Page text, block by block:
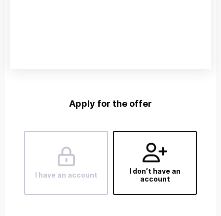
Apply for the offer
I have an account
I don’t have an
account